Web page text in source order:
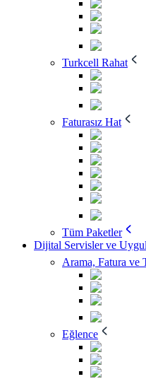
Turkcell Rahat
Faturasız Hat
Tüm Paketler
Dijital Servisler ve
Arama, Fatura ve
Eğlence